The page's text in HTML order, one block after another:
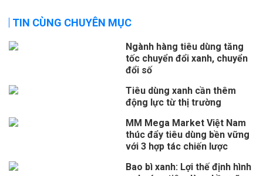
TIN CÙNG CHUYÊN MỤC
Ngành hàng tiêu dùng tăng
tốc chuyển đổi xanh, chuyển
đổi số
Tiêu dùng xanh cần thêm
động lực từ thị trường
MM Mega Market Việt Nam
thúc đẩy tiêu dùng bền vững
với 3 hợp tác chiến lược
Bao bì xanh: Lợi thế định hình